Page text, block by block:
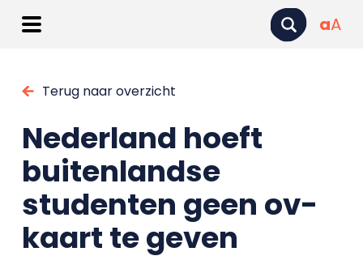
aA
Terug naar overzicht
Nederland hoeft
buitenlandse
studenten geen ov-
kaart te geven